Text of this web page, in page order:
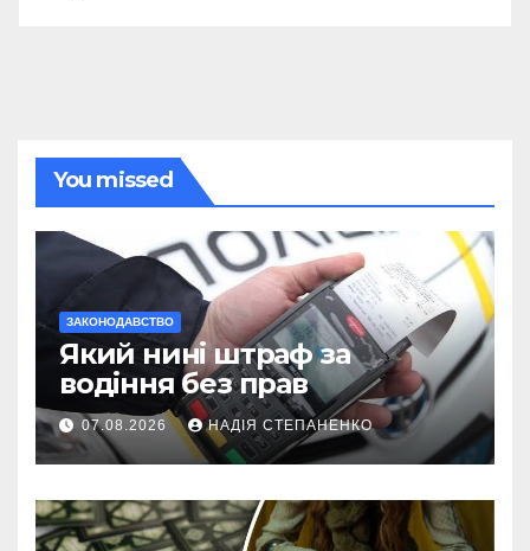
You missed
ЗАКОНОДАВСТВО
Який нині штраф за
водіння без прав
07.08.2026 НАДІЯ СТЕПАНЕНКО